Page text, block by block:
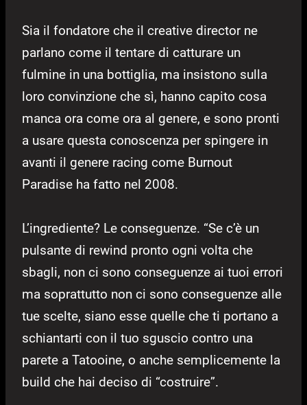
Sia il fondatore che il creative director ne
parlano come il tentare di catturare un
fulmine in una bottiglia, ma insistono sulla
loro convinzione che sì, hanno capito cosa
manca ora come ora al genere, e sono pronti
a usare questa conoscenza per spingere in
avanti il genere racing come Burnout
Paradise ha fatto nel 2008.
L’ingrediente? Le conseguenze. “Se c’è un
pulsante di rewind pronto ogni volta che
sbagli, non ci sono conseguenze ai tuoi errori
ma soprattutto non ci sono conseguenze alle
tue scelte, siano esse quelle che ti portano a
schiantarti con il tuo sguscio contro una
parete a Tatooine, o anche semplicemente la
build che hai deciso di “costruire”.